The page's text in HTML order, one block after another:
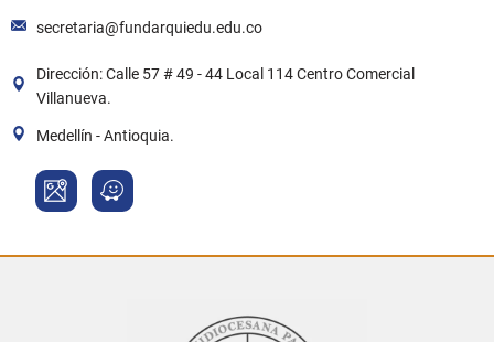
secretaria@fundarquiedu.edu.co
Dirección: Calle 57 # 49 - 44 Local 114 Centro Comercial
Villanueva.
Medellín - Antioquia.